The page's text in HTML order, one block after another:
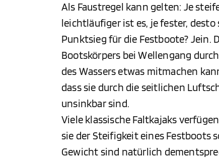
Als Faustregel kann gelten: Je
leichtläufiger ist es, je fester, desto
Punktsieg für die Festboote? Jein.
Bootskörpers bei Wellengang
des Wassers etwas mitmachen
dass sie durch die seitlichen
unsinkbar sind.
Viele klassische Faltkajaks
sie der Steifigkeit eines Festboots
Gewicht sind natürlich